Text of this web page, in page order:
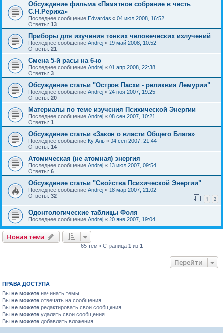
Обсуждение фильма «Памятное собрание в честь
С.Н.Рериха»
Последнее сообщение Edvardas « 04 июл 2008, 16:52
Ответы: 13
Приборы для изучения тонких человеческих излучений
Последнее сообщение Andrej « 19 май 2008, 10:52
Ответы: 21
Смена 5-й расы на 6-ю
Последнее сообщение Andrej « 01 апр 2008, 22:38
Ответы: 3
Обсуждение статьи "Остров Пасхи - реликвия Лемурии"
Последнее сообщение Andrej « 24 ноя 2007, 19:25
Ответы: 20
Материалы по теме изучения Психической Энергии
Последнее сообщение Andrej « 08 сен 2007, 10:21
Ответы: 1
Обсуждение статьи «Закон о власти Общего Блага»
Последнее сообщение Ку Аль « 04 сен 2007, 21:44
Ответы: 14
Атомическая (не атомная) энергия
Последнее сообщение Andrej « 13 июл 2007, 09:54
Ответы: 6
Обсуждение статьи "Свойства Психической Энергии"
Последнее сообщение Andrej « 18 мар 2007, 21:02
Ответы: 32 1 2
Одонтологические таблицы Фоля
Последнее сообщение Andrej « 20 янв 2007, 19:04
Новая тема
65 тем • Страница 1 из 1
Перейти
ПРАВА ДОСТУПА
Вы не можете начинать темы
Вы не можете отвечать на сообщения
Вы не можете редактировать свои сообщения
Вы не можете удалять свои сообщения
Вы не можете добавлять вложения